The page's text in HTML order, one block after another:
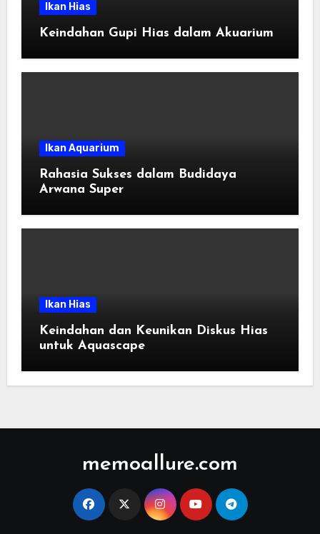
Ikan Hias
Keindahan Gupi Hias dalam Akuarium
Ikan Aquarium
Rahasia Sukses dalam Budidaya
Arwana Super
Ikan Hias
Keindahan dan Keunikan Diskus Hias
untuk Aquascape
memoallure.com